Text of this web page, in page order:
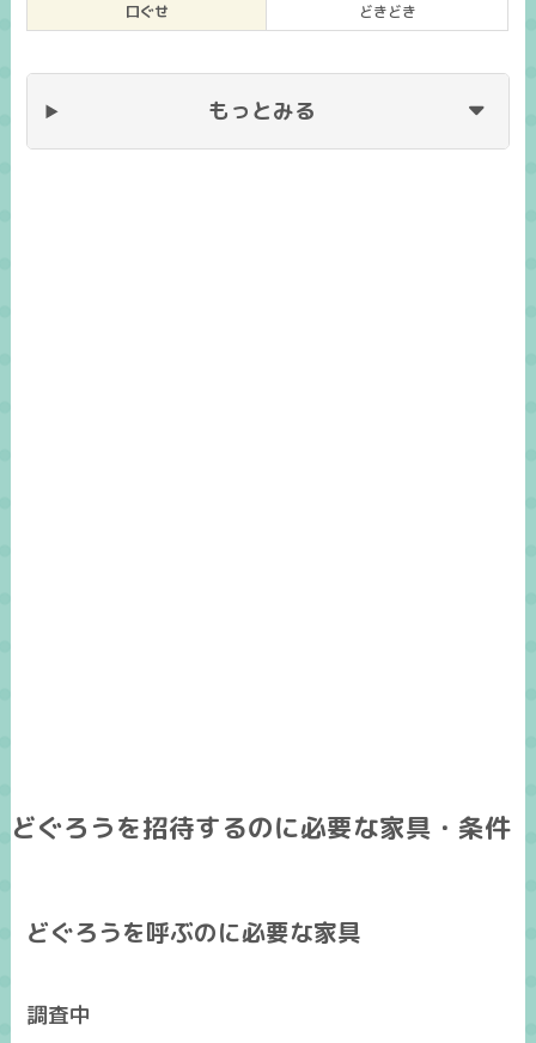
口ぐせ どきどき
もっとみる
どぐろうを招待するのに必要な家具・条件
どぐろうを呼ぶのに必要な家具
調査中